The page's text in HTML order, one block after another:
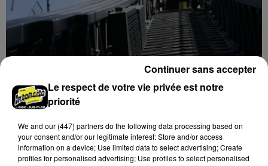
6 août 2026
Une casse automobile partiellement
embrasée à Auneau
Le respect de votre vie privée est notre
priorité
We and our (447) partnersdo the following data processing based on
your consent and/or our legitimate interest: Store and/or access
information on a device; Use limited data to select advertising; Create
profiles for personalised advertising; Use profiles to select personalised
Continuer sans accepter